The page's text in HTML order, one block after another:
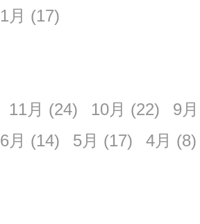
1月 (17)
11月 (24) 10月 (22) 9月
6月 (14) 5月 (17) 4月 (8)